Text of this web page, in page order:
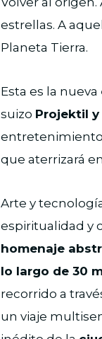
estrellas. A
Planeta Tierra.
Esta es la nueva
suizo Projektil y
que aterrizará
Arte y
espiritualidad y
homenaje
lo largo de 30
recorrido a
un viaje